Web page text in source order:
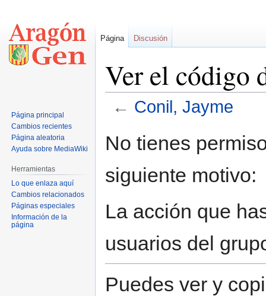
Ver el código
← Conil, Jayme
navegación
búsqueda
No tienes
siguiente motivo:
La acción que
usuarios del
Puedes ver y
Página Discusión
Página principal
Cambios recientes
Página aleatoria
Ayuda sobre MediaWiki
Herramientas
Lo que enlaza aquí
Cambios relacionados
Páginas especiales
Información de la
página